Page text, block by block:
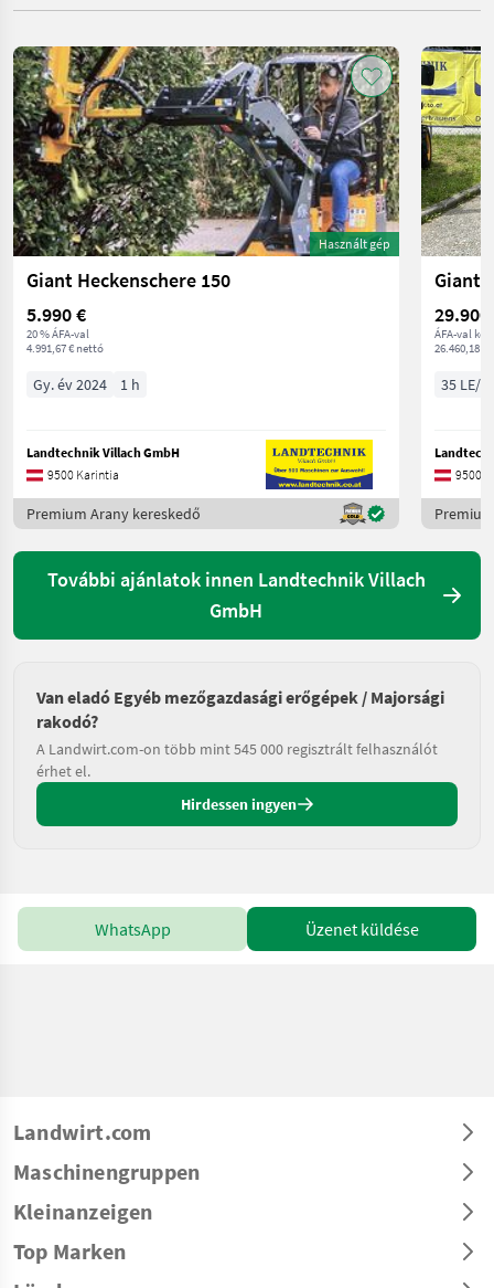
Használt gép
Giant Heckenschere 150
5.990 €
20 % ÁFA-val
4.991,67 € nettó
Gy. év 2024 1 h
Landtechnik Villach GmbH
9500 Karintia
Premium Arany kereskedő
Giant
29.900
ÁFA-val
26.460,18 €
35 LE/
9500
További ajánlatok innen Landtechnik Villach
GmbH
Van eladó Egyéb mezőgazdasági erőgépek / Majorsági
rakodó?
A Landwirt.com-on több mint 545 000 regisztrált felhasználót
érhet el.
Hirdessen ingyen
WhatsApp Üzenet küldése
Landwirt.com
Maschinengruppen
Kleinanzeigen
Top Marken